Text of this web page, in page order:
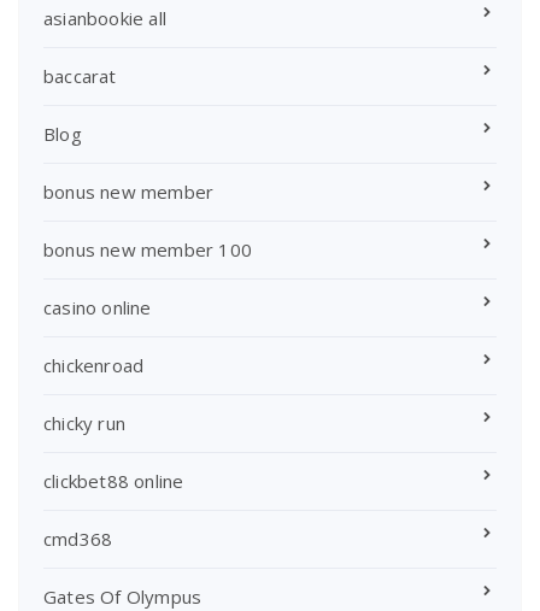
asianbookie all
baccarat
Blog
bonus new member
bonus new member 100
casino online
chickenroad
chicky run
clickbet88 online
cmd368
Gates Of Olympus